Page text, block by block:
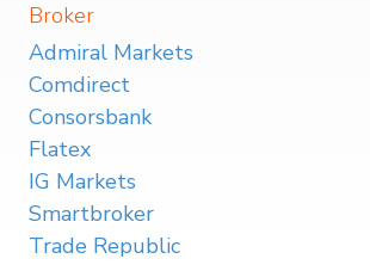
Broker
Admiral Markets
Comdirect
Consorsbank
Flatex
IG Markets
Smartbroker
Trade Republic